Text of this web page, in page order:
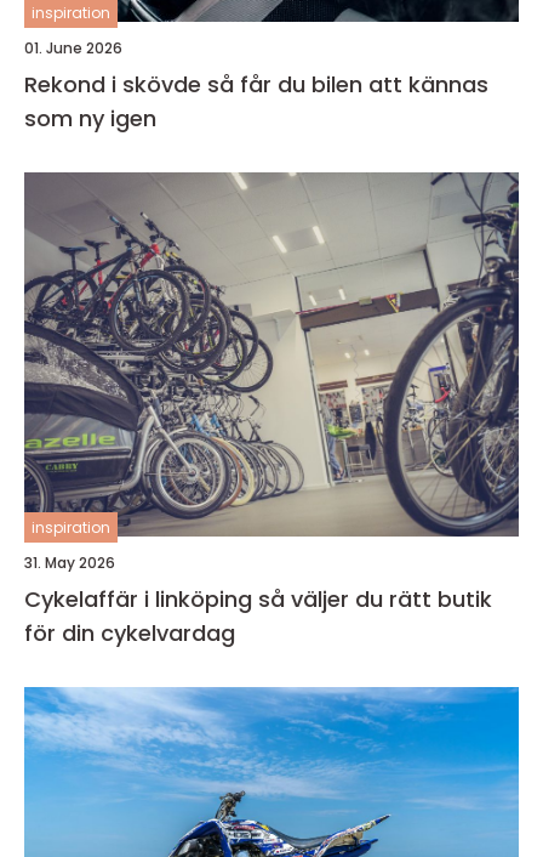
inspiration
01. June 2026
Rekond i skövde så får du bilen att kännas
som ny igen
inspiration
31. May 2026
Cykelaffär i linköping så väljer du rätt butik
för din cykelvardag